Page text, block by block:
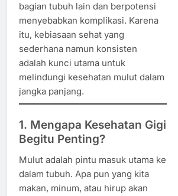
bagian tubuh lain dan berpotensi
menyebabkan komplikasi. Karena
itu, kebiasaan sehat yang
sederhana namun konsisten
adalah kunci utama untuk
melindungi kesehatan mulut dalam
jangka panjang.
1. Mengapa Kesehatan Gigi
Begitu Penting?
Mulut adalah pintu masuk utama ke
dalam tubuh. Apa pun yang kita
makan, minum, atau hirup akan